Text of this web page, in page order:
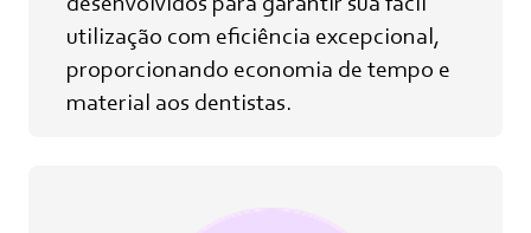
utilização com eficiência excepcional,
proporcionando economia de tempo e
material aos dentistas.